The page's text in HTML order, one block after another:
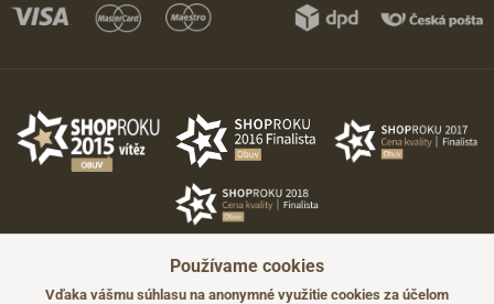
Používame cookies
Vďaka vášmu súhlasu na anonymné využitie cookies za účelom